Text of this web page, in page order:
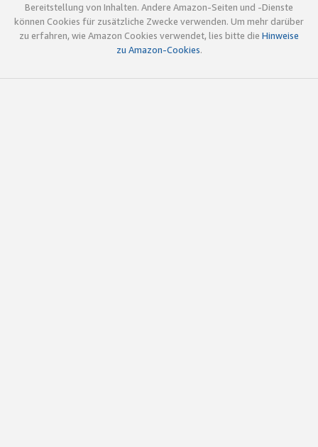
Bereitstellung von Inhalten. Andere Amazon-Seiten und -Dienste
können Cookies für zusätzliche Zwecke verwenden. Um mehr darüber
zu erfahren, wie Amazon Cookies verwendet, lies bitte die Hinweise
zu Amazon-Cookies.